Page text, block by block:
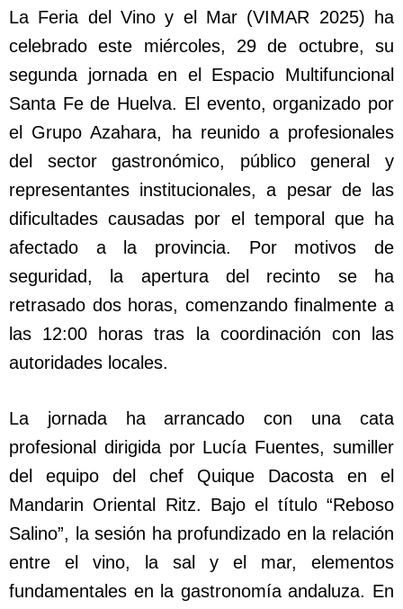
La Feria del Vino y el Mar (VIMAR 2025) ha
celebrado este miércoles, 29 de octubre, su
segunda jornada en el Espacio Multifuncional
Santa Fe de Huelva. El evento, organizado por
el Grupo Azahara, ha reunido a profesionales
del sector gastronómico, público general y
representantes institucionales, a pesar de las
dificultades causadas por el temporal que ha
afectado a la provincia. Por motivos de
seguridad, la apertura del recinto se ha
retrasado dos horas, comenzando finalmente a
las 12:00 horas tras la coordinación con las
autoridades locales.
La jornada ha arrancado con una cata
profesional dirigida por Lucía Fuentes, sumiller
del equipo del chef Quique Dacosta en el
Mandarin Oriental Ritz. Bajo el título “Reboso
Salino”, la sesión ha profundizado en la relación
entre el vino, la sal y el mar, elementos
fundamentales en la gastronomía andaluza. En